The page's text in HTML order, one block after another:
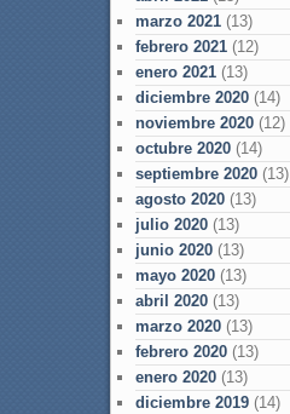
marzo 2021(13)
febrero 2021(12)
enero 2021(13)
diciembre 2020(14)
noviembre 2020(12)
octubre 2020(14)
septiembre 2020(13)
agosto 2020(13)
julio 2020(13)
junio 2020(13)
mayo 2020(13)
abril 2020(13)
marzo 2020(13)
febrero 2020(13)
enero 2020(13)
diciembre 2019(14)